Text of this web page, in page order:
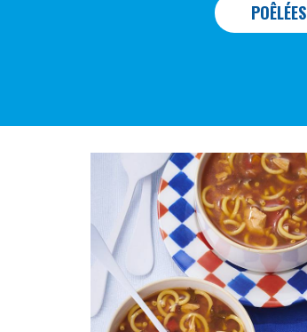
POÊLÉES
DIFFICULTÉ